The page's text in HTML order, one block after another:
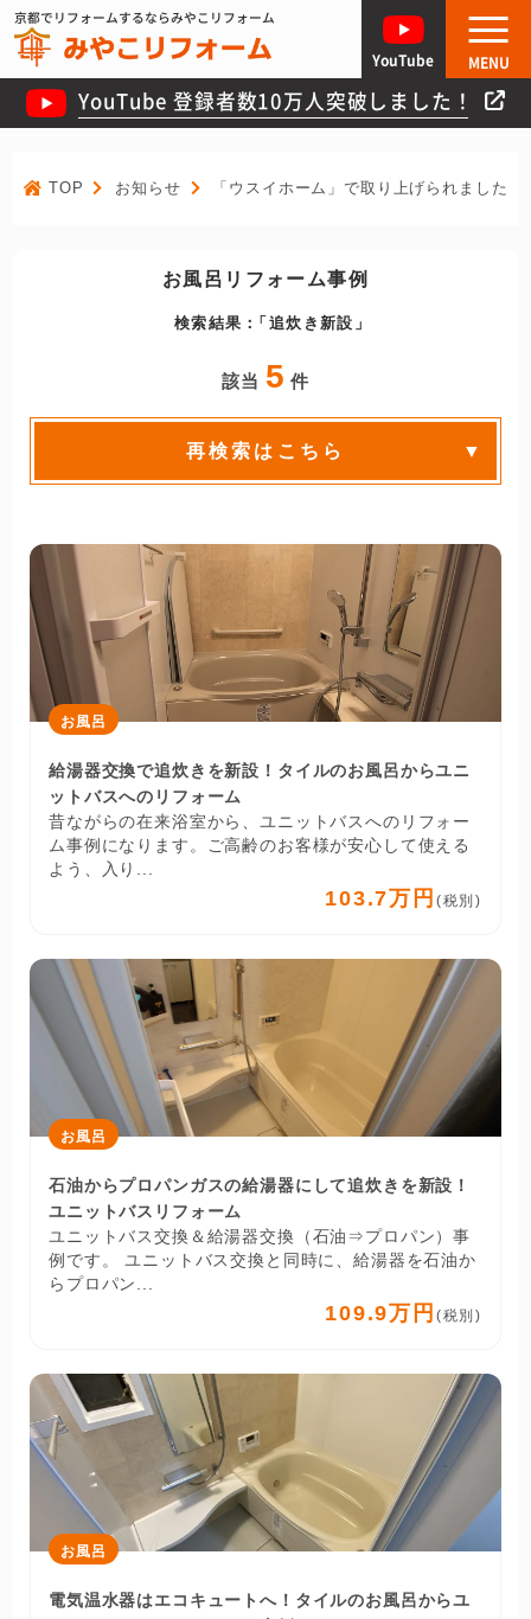
京都でリフォームするならみやこリフォーム
YouTube 登録者数10万人突破しました！
YouTube MENU
TOP お知らせ 「ウスイホーム」で取り上げられました！
お風呂リフォーム事例
検索結果：追炊き新設
該当 5 件
再検索はこちら
お風呂
給湯器交換で追炊きを新設！タイルのお風呂からユニ
ットバスへのリフォーム
昔ながらの在来浴室から、ユニットバスへのリフォー
ム事例になります。ご高齢のお客様が安心して使える
よう、入り...
103.7万円 (税別)
お風呂
石油からプロパンガスの給湯器にして追炊きを新設！
ユニットバスリフォーム
ユニットバス交換＆給湯器交換（石油⇒プロパン）事
例です。 ユニットバス交換と同時に、給湯器を石油か
らプロパン...
109.9万円 (税別)
お風呂
電気温水器はエコキュートへ！タイルのお風呂からユ